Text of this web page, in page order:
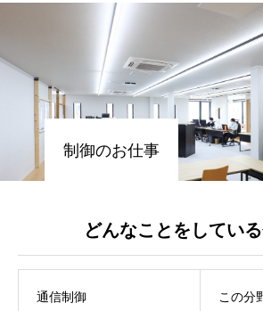
制御のお仕事
どんなことをしてい
通信制御
この分